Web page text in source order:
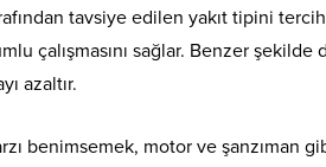
tavsiye edilen yakıt tipini
çalışmasını sağlar. Benzer
azaltır.
benimsemek, motor ve şanzıman